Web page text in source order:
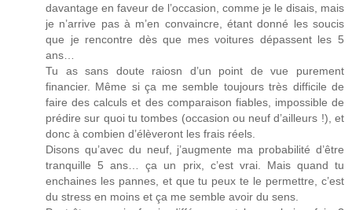
davantage en faveur de l’occasion, comme je le disais, mais
je n’arrive pas à m’en convaincre, étant donné les soucis
que je rencontre dès que mes voitures dépassent les 5
ans…
Tu as sans doute raiosn d’un point de vue purement
financier. Même si ça me semble toujours très difficile de
faire des calculs et des comparaison fiables, impossible de
prédire sur quoi tu tombes (occasion ou neuf d’ailleurs !), et
donc à combien d’élèveront les frais réels.
Disons qu’avec du neuf, j’augmente ma probabilité d’être
tranquille 5 ans… ça un prix, c’est vrai. Mais quand tu
enchaines les pannes, et que tu peux te le permettre, c’est
du stress en moins et ça me semble avoir du sens.